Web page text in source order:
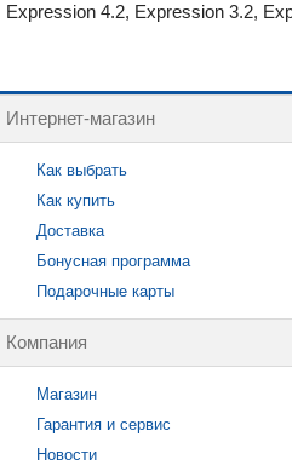
Expression 4.2, Expression 3.2,
Интернет-магазин
Как выбрать
Как купить
Доставка
Бонусная программа
Подарочные карты
Компания
Магазин
Гарантия и сервис
Новости